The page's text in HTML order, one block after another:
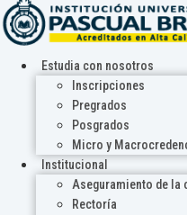
Estudia con nosotros
Inscripciones
Pregrados
Posgrados
Micro y
Institucional
Aseguramiento de la
Rectoría